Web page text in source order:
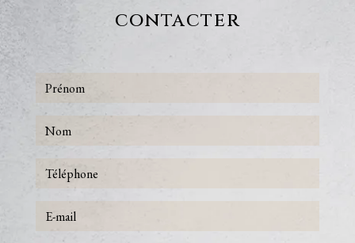
contacter